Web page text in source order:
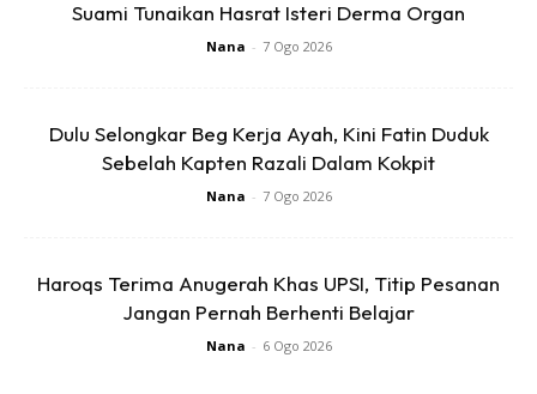
sesama sendiri dan orang bukan Islam pula mengeratkan
Suami Tunaikan Hasrat Isteri Derma Organ
Nana - 7 Ogo 2026
Dulu Selongkar Beg Kerja Ayah, Kini Fatin Duduk
Sebelah Kapten Razali Dalam Kokpit
Nana - 7 Ogo 2026
Haroqs Terima Anugerah Khas UPSI, Titip Pesanan
Jangan Pernah Berhenti Belajar
Nana - 6 Ogo 2026